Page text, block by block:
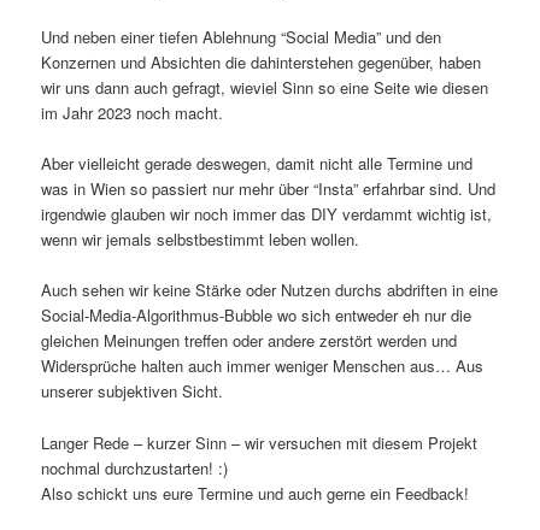
Und neben einer tiefen Ablehnung “Social Media” und den
Konzernen und Absichten die dahinterstehen gegenüber, haben
wir uns dann auch gefragt, wieviel Sinn so eine Seite wie diesen
im Jahr 2023 noch macht.
Aber vielleicht gerade deswegen, damit nicht alle Termine und
was in Wien so passiert nur mehr über “Insta” erfahrbar sind. Und
irgendwie glauben wir noch immer das DIY verdammt wichtig ist,
wenn wir jemals selbstbestimmt leben wollen.
Auch sehen wir keine Stärke oder Nutzen durchs abdriften in eine
Social-Media-Algorithmus-Bubble wo sich entweder eh nur die
gleichen Meinungen treffen oder andere zerstört werden und
Widersprüche halten auch immer weniger Menschen aus… Aus
unserer subjektiven Sicht.
Langer Rede – kurzer Sinn – wir versuchen mit diesem Projekt
nochmal durchzustarten! :)
Also schickt uns eure Termine und auch gerne ein Feedback!